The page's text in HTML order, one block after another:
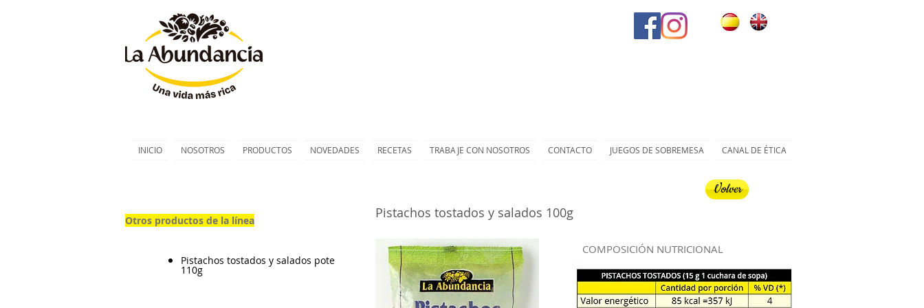
INICIO NOSOTROS PRODUCTOS NOVEDADES RECETAS TRABAJE CON NOSOTROS CONTACTO JUEGOS DE SOBREMESA CANAL DE ÉTICA
Otros productos de la línea
Pistachos tostados y salados pote
110g
Pistachos tostados y salados 100g
Volver
COMPOSICIÓN NUTRICIONAL